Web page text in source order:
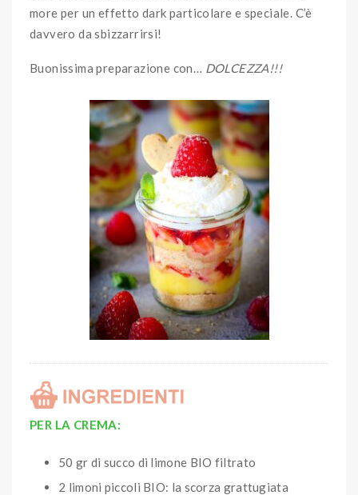
more per un effetto dark particolare e speciale. C’è
davvero da sbizzarrirsi!
Buonissima preparazione con… DOLCEZZA!!!
PER LA CREMA:
50 gr di succo di limone BIO filtrato
2 limoni piccoli BIO: la scorza grattugiata